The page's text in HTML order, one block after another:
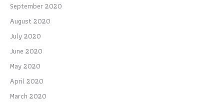
September 2020
August 2020
July 2020
June 2020
May 2020
April 2020
March 2020